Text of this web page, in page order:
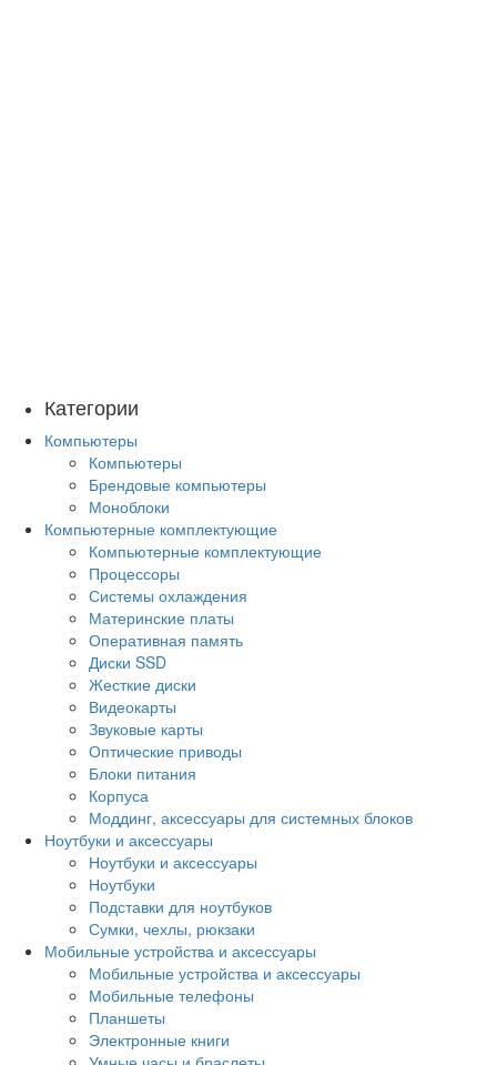
Категории
Компьютеры
Компьютеры
Брендовые компьютеры
Моноблоки
Компьютерные комплектующие
Компьютерные комплектующие
Процессоры
Системы охлаждения
Материнские платы
Оперативная память
Диски SSD
Жесткие диски
Видеокарты
Звуковые карты
Оптические приводы
Блоки питания
Корпуса
Моддинг, аксессуары для системных блоков
Ноутбуки и аксессуары
Ноутбуки и аксессуары
Ноутбуки
Подставки для ноутбуков
Сумки, чехлы, рюкзаки
Мобильные устройства и аксессуары
Мобильные устройства и аксессуары
Мобильные телефоны
Планшеты
Электронные книги